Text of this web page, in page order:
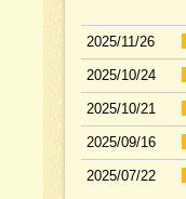
2025/11/26
2025/10/24
2025/10/21
2025/09/16
2025/07/22